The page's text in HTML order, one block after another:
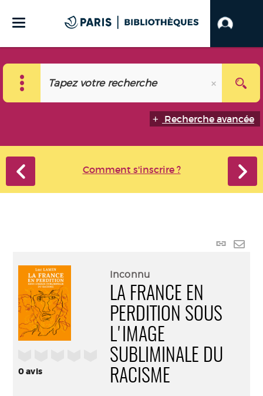
Recherche avancée
Comment s'inscrire ?
Lien
0avis
Inconnu
LA FRANCE EN
PERDITION SOUS
L'IMAGE
SUBLIMINALE DU
RACISME